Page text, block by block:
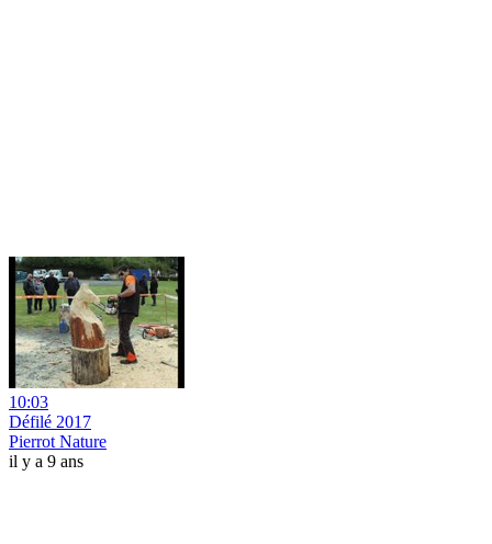
10:03
Défilé 2017
Pierrot Nature
il y a 9 ans